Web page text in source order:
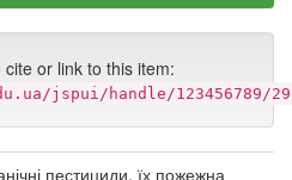
or link to this item:
jspui/handle/123456789/
пестициди, їх пожежна